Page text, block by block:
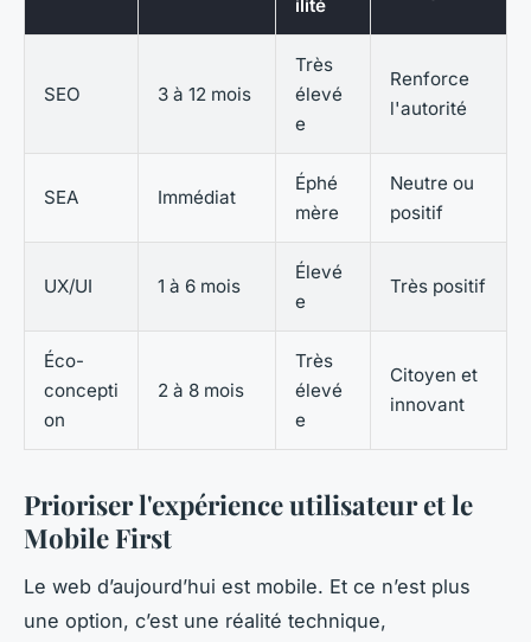
ilité
SEO 3 à 12 mois
Très
élevé
e
Renforce
l'autorité
SEA Immédiat
Éphé
mère
Neutre ou
positif
UX/UI 1 à 6 mois
Élevé
e
Très positif
Éco-
concepti
on
2 à 8 mois
Très
élevé
e
Citoyen et
innovant
Prioriser l'expérience utilisateur et le
Mobile First
Le web d’aujourd’hui est mobile. Et ce n’est plus
une option, c’est une réalité technique,